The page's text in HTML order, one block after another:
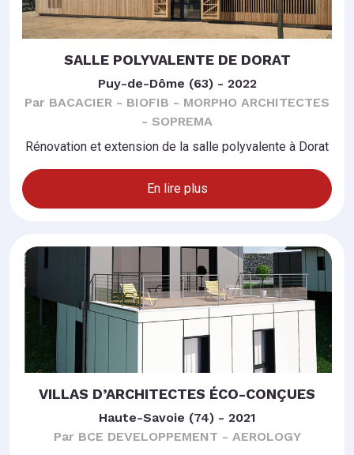
SALLE POLYVALENTE DE DORAT
Puy-de-Dôme (63) - 2022
Par BACACIER - BIOFIB - MORPHO ARCHITECTES
- SOPREMA
Rénovation et extension de la salle polyvalente à Dorat
En lire plus
VILLAS D’ARCHITECTES ÉCO-CONÇUES
Haute-Savoie (74) - 2021
Par BCE DEVELOPPEMENT - AEROLOGY